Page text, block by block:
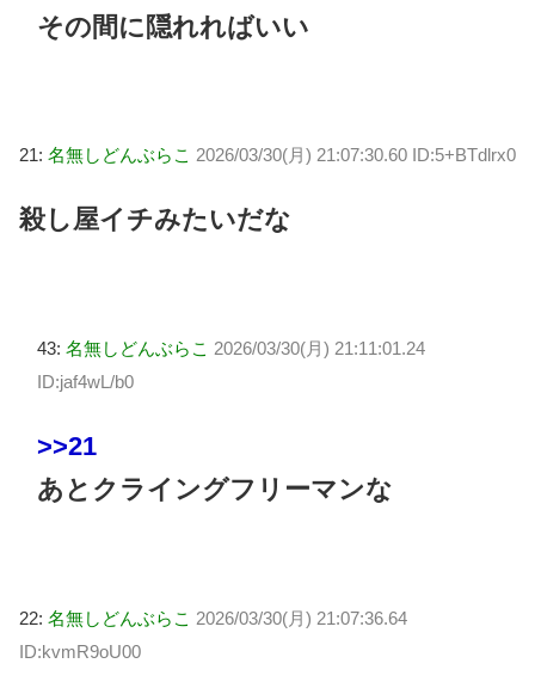
その間に隠れればいい
21: 名無しどんぶらこ 2026/03/30(月) 21:07:30.60 ID:5+BTdlrx0
殺し屋イチみたいだな
43: 名無しどんぶらこ 2026/03/30(月) 21:11:01.24
ID:jaf4wL/b0
>>21
あとクライングフリーマンな
22: 名無しどんぶらこ 2026/03/30(月) 21:07:36.64
ID:kvmR9oU00